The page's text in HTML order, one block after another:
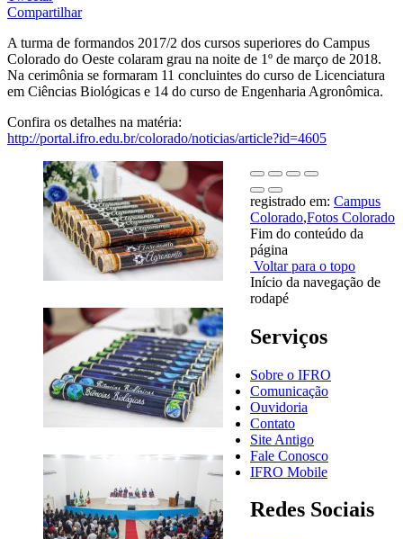
Compartilhar
A turma de formandos 2017/2 dos cursos superiores do Campus
Colorado do Oeste colaram grau na noite de 1º de março de 2018.
Na cerimônia se formaram 11 concluintes do curso de Licenciatura
em Ciências Biológicas e 14 do curso de Engenharia Agronômica.
Confira os detalhes na matéria:
http://portal.ifro.edu.br/colorado/noticias/article?id=4605
registrado em: Campus
Colorado,Fotos Colorado
Fim do conteúdo da
página
Voltar para o topo
Início da navegação de
rodapé
Serviços
Sobre o IFRO
Comunicação
Ouvidoria
Contato
Site Antigo
Fale Conosco
IFRO Mobile
Redes Sociais